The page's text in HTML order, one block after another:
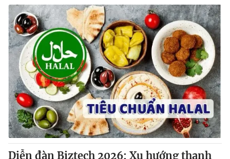
® Cấm sao chép dưới mọi hình thức nếu không có sự chấp
thuận bằng văn bản. Ghi rõ nguồn VTV.vn khi phát hành lại
thông tin từ website này.
Diễn đàn Biztech 2026: Xu hướng thanh